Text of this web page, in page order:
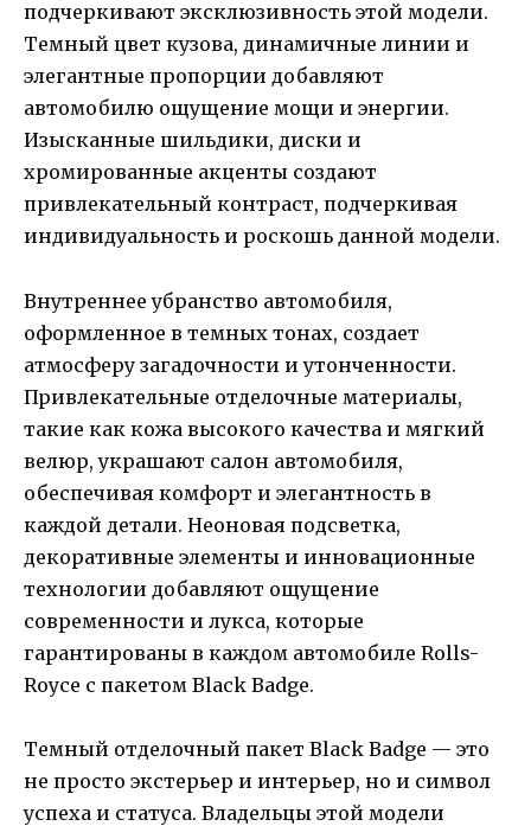
подчеркивают эксклюзивность этой модели.
Темный цвет кузова, динамичные линии и
элегантные пропорции добавляют
автомобилю ощущение мощи и энергии.
Изысканные шильдики, диски и
хромированные акценты создают
привлекательный контраст, подчеркивая
индивидуальность и роскошь данной модели.
Внутреннее убранство автомобиля,
оформленное в темных тонах, создает
атмосферу загадочности и утонченности.
Привлекательные отделочные материалы,
такие как кожа высокого качества и мягкий
велюр, украшают салон автомобиля,
обеспечивая комфорт и элегантность в
каждой детали. Неоновая подсветка,
декоративные элементы и инновационные
технологии добавляют ощущение
современности и лукса, которые
гарантированы в каждом автомобиле Rolls-
Royce с пакетом Black Badge.
Темный отделочный пакет Black Badge — это
не просто экстерьер и интерьер, но и символ
успеха и статуса. Владельцы этой модели